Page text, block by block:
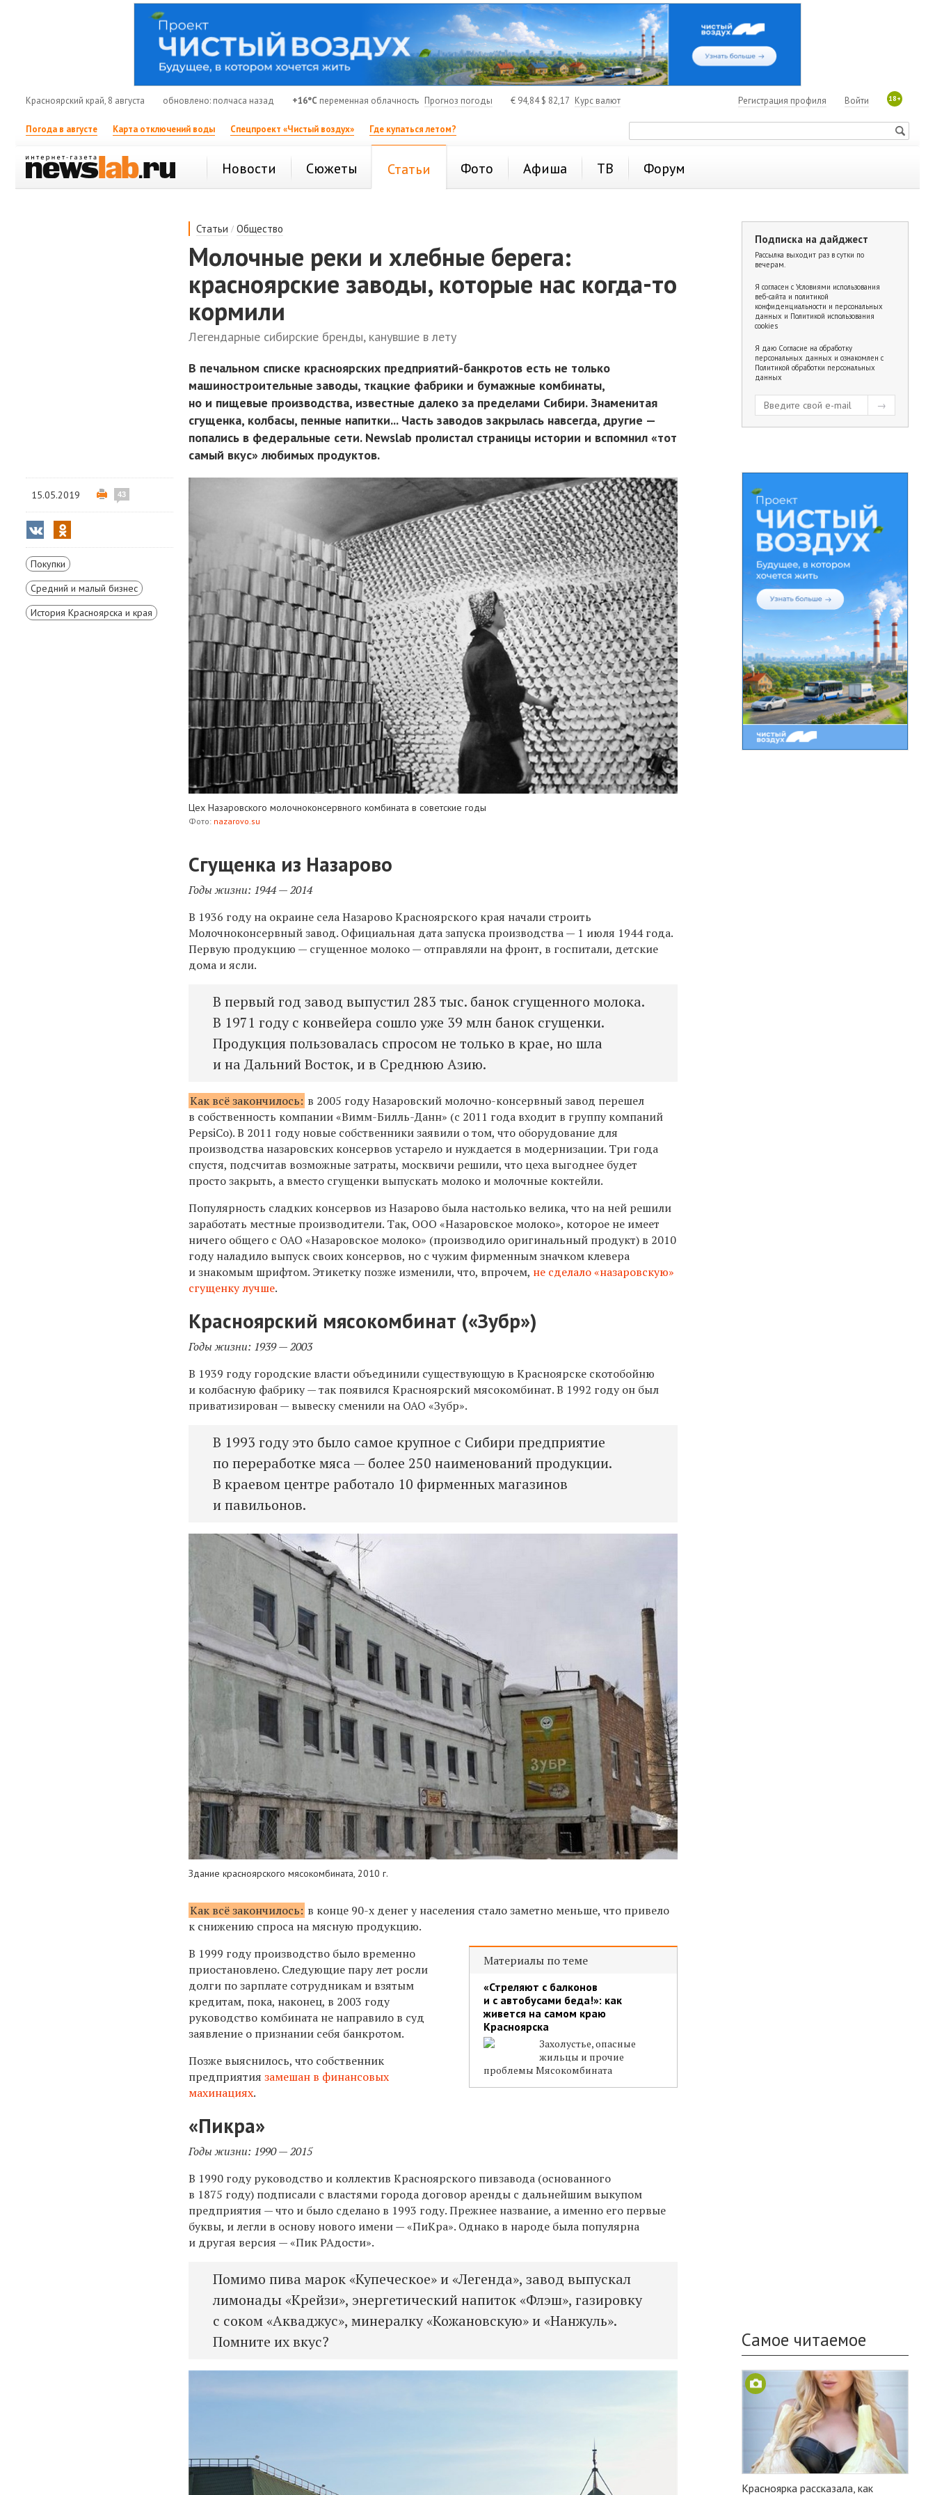
Красноярский край, 8 августа обновлено: полчаса назад +16°C переменная облачность Прогноз погоды € 94,84$ 82,17 Курс валют 18+
Войти
Регистрация профиля
Погода в августе Карта отключений воды Спецпроект «Чистый воздух» Где купаться летом?
Новости Сюжеты Статьи Фото Афиша ТВ Форум
Статьи /Общество
Молочные реки и хлебные берега:
красноярские заводы, которые нас когда-то
кормили
Легендарные сибирские бренды, канувшие в лету
В печальном списке красноярских предприятий-банкротов есть не только
машиностроительные заводы, ткацкие фабрики и бумажные комбинаты,
но и пищевые производства, известные далеко за пределами Сибири. Знаменитая
сгущенка, колбасы, пенные напитки... Часть заводов закрылась навсегда, другие —
попались в федеральные сети. Newslab пролистал страницы истории и вспомнил «тот
самый вкус» любимых продуктов.
15.05.2019 43
Покупки
Средний и малый бизнес
История Красноярска и края
Цех Назаровского молочноконсервного комбината в советские годы
Фото: nazarovo.su
Сгущенка из Назарово
Годы жизни: 1944 — 2014
В 1936 году на окраине села Назарово Красноярского края начали строить
Молочноконсервный завод. Официальная дата запуска производства — 1 июля 1944 года.
Первую продукцию — сгущенное молоко — отправляли на фронт, в госпитали, детские
дома и ясли.
В первый год завод выпустил 283 тыс. банок сгущенного молока.
В 1971 году с конвейера сошло уже 39 млн банок сгущенки.
Продукция пользовалась спросом не только в крае, но шла
и на Дальний Восток, и в Среднюю Азию.
Как всё закончилось: в 2005 году Назаровский молочно-консервный завод перешел
в собственность компании «Вимм-Билль-Данн» (с 2011 года входит в группу компаний
PepsiCo). В 2011 году новые собственники заявили о том, что оборудование для
производства назаровских консервов устарело и нуждается в модернизации. Три года
спустя, подсчитав возможные затраты, москвичи решили, что цеха выгоднее будет
просто закрыть, а вместо сгущенки выпускать молоко и молочные коктейли.
Популярность сладких консервов из Назарово была настолько велика, что на ней решили
заработать местные производители. Так, ООО «Назаровское молоко», которое не имеет
ничего общего с ОАО «Назаровское молоко» (производило оригинальный продукт) в 2010
году наладило выпуск своих консервов, но с чужим фирменным значком клевера
и знакомым шрифтом. Этикетку позже изменили, что, впрочем, не сделало «назаровскую»
сгущенку лучше.
Красноярский мясокомбинат («Зубр»)
Годы жизни: 1939 — 2003
В 1939 году городские власти объединили существующую в Красноярске скотобойню
и колбасную фабрику — так появился Красноярский мясокомбинат. В 1992 году он был
приватизирован — вывеску сменили на ОАО «Зубр».
В 1993 году это было самое крупное с Сибири предприятие
по переработке мяса — более 250 наименований продукции.
В краевом центре работало 10 фирменных магазинов
и павильонов.
Здание красноярского мясокомбината, 2010 г.
Как всё закончилось: в конце 90-х денег у населения стало заметно меньше, что привело
к снижению спроса на мясную продукцию.
Материалы по теме
«Стреляют с балконов
и с автобусами беда!»: как
живется на самом краю
Красноярска
Захолустье, опасные
жильцы и прочие
проблемы Мясокомбината
В 1999 году производство было временно
приостановлено. Следующие пару лет росли
долги по зарплате сотрудникам и взятым
кредитам, пока, наконец, в 2003 году
руководство комбината не направило в суд
заявление о признании себя банкротом.
Позже выяснилось, что собственник
предприятиязамешан в финансовых
махинациях.
«Пикра»
Годы жизни: 1990 — 2015
В 1990 году руководство и коллектив Красноярского пивзавода (основанного
в 1875 году) подписали с властями города договор аренды с дальнейшим выкупом
предприятия — что и было сделано в 1993 году. Прежнее название, а именно его первые
буквы, и легли в основу нового имени — «ПиКра». Однако в народе была популярна
и другая версия — «Пик РАдости».
Помимо пива марок «Купеческое» и «Легенда», завод выпускал
лимонады «Крейзи», энергетический напиток «Флэш», газировку
с соком «Акваджус», минералку «Кожановскую» и «Нанжуль».
Помните их вкус?
Подписка на дайджест
Рассылка выходит раз в сутки по
вечерам.
Я согласен с Условиями использования
веб-сайта и политикой
конфиденциальности и персональных
данных и Политикой использования
cookies
Я даю Согласие на обработку
персональных данных и ознакомлен с
Политикой обработки персональных
данных
Самое читаемое
Красноярка рассказала, как